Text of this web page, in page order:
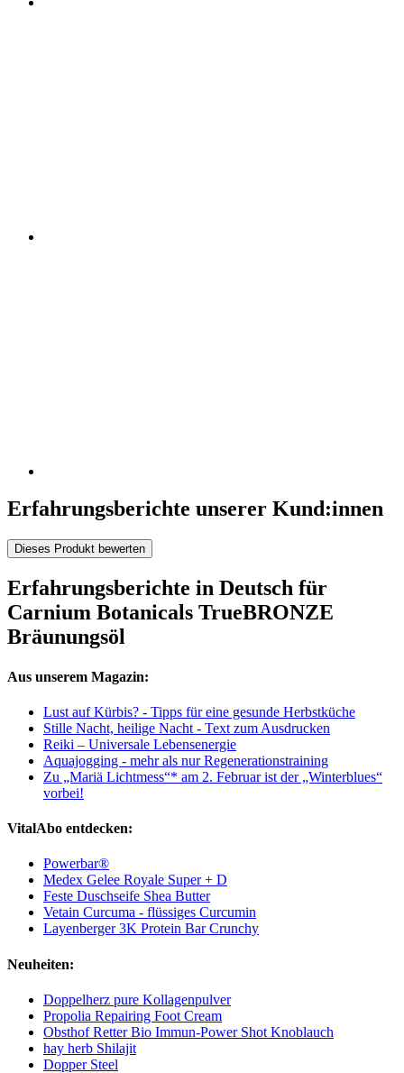
Erfahrungsberichte unserer Kund:innen
Dieses Produkt bewerten
Erfahrungsberichte in Deutsch für
Carnium Botanicals TrueBRONZE
Bräunungsöl
Aus unserem Magazin:
Lust auf Kürbis? - Tipps für eine gesunde Herbstküche
Stille Nacht, heilige Nacht - Text zum Ausdrucken
Reiki – Universale Lebensenergie
Aquajogging - mehr als nur Regenerationstraining
Zu „Mariä Lichtmess“* am 2. Februar ist der „Winterblues“
vorbei!
VitalAbo entdecken:
Powerbar®
Medex Gelee Royale Super + D
Feste Duschseife Shea Butter
Vetain Curcuma - flüssiges Curcumin
Layenberger 3K Protein Bar Crunchy
Neuheiten:
Doppelherz pure Kollagenpulver
Propolia Repairing Foot Cream
Obsthof Retter Bio Immun-Power Shot Knoblauch
hay herb Shilajit
Dopper Steel